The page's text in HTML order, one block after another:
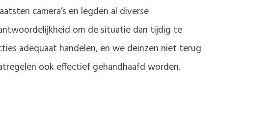
camera’s en legden al diverse
om de situatie dan tijdig te
adequaat handelen, en we deinzen niet terug
ook effectief gehandhaafd worden.